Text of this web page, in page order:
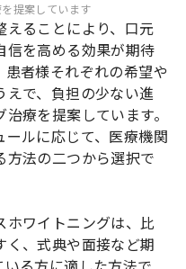
提案しています
えることにより、口元
信を高める効果が期待
者様それぞれの希望や
で、負担の少ない進
療を提案しています。
ルに応じて、医療機関
方法の二つから選択で
ホワイトニングは、比
、式典や面接など期